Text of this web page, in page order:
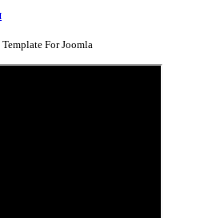
Template For Joomla